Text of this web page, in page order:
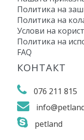
Политика на
Политика на
Услови на
Политика на
FAQ
КОНТАКТ
076 211 815
petland